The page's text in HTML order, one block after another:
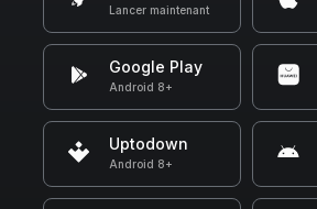
Lancer maintenant
Google Play
Android 8+
Uptodown
Android 8+